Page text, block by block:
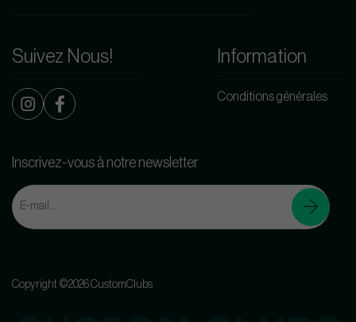
Suivez Nous! Information
Conditions générales
Inscrivez-vous à notre newsletter
Copyright ©2026 CustomClubs